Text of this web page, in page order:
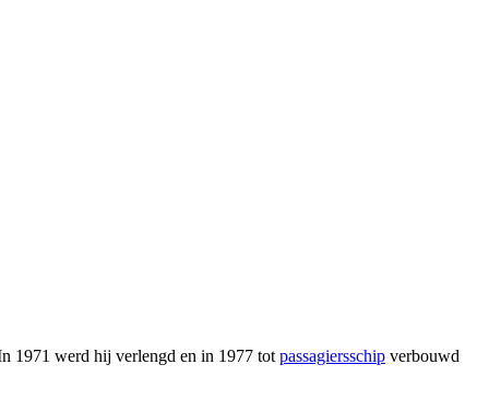
1971 werd hij verlengd en in 1977 tot passagiersschip verbouwd